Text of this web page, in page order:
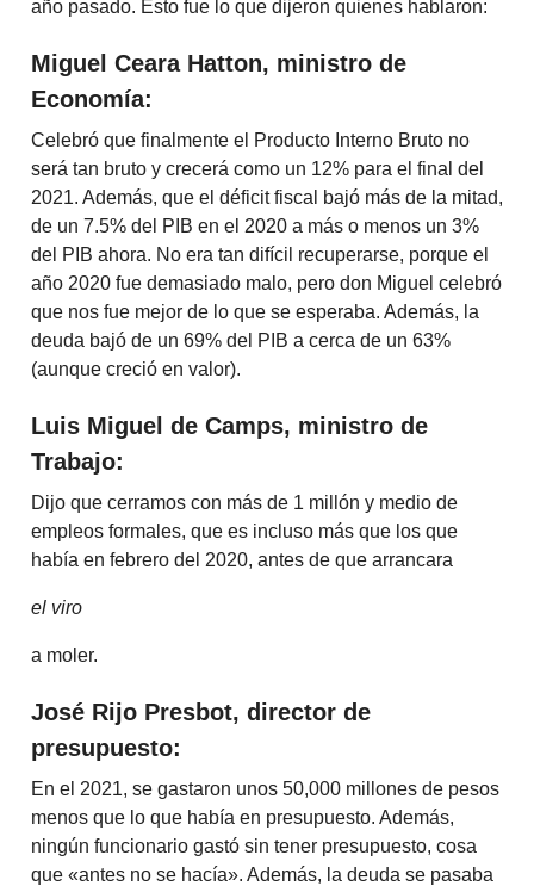
año pasado. Esto fue lo que dijeron quienes hablaron:
Miguel Ceara Hatton, ministro de
Economía:
Celebró que finalmente el Producto Interno Bruto no
será tan bruto y crecerá como un 12% para el final del
2021. Además, que el déficit fiscal bajó más de la mitad,
de un 7.5% del PIB en el 2020 a más o menos un 3%
del PIB ahora. No era tan difícil recuperarse, porque el
año 2020 fue demasiado malo, pero don Miguel celebró
que nos fue mejor de lo que se esperaba. Además, la
deuda bajó de un 69% del PIB a cerca de un 63%
(aunque creció en valor).
Luis Miguel de Camps, ministro de
Trabajo:
Dijo que cerramos con más de 1 millón y medio de
empleos formales, que es incluso más que los que
había en febrero del 2020, antes de que arrancara
el viro
a moler.
José Rijo Presbot, director de
presupuesto:
En el 2021, se gastaron unos 50,000 millones de pesos
menos que lo que había en presupuesto. Además,
ningún funcionario gastó sin tener presupuesto, cosa
que «antes no se hacía». Además, la deuda se pasaba